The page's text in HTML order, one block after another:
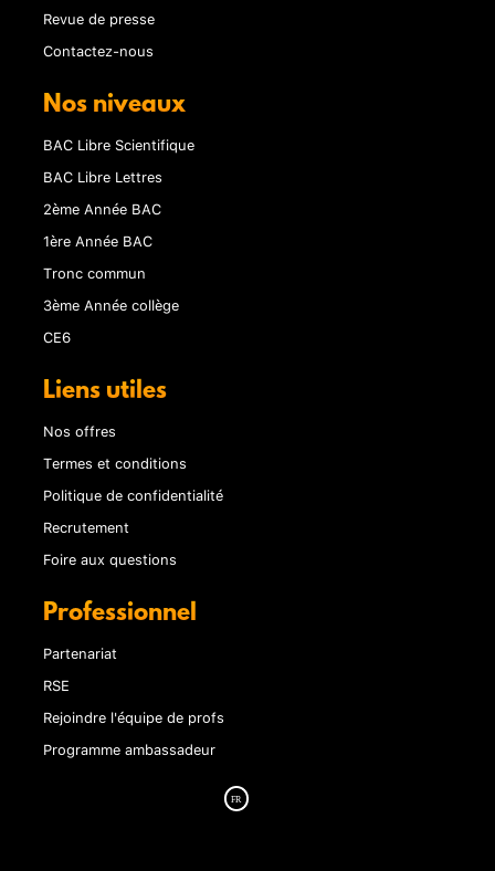
Revue de presse
Contactez-nous
Nos niveaux
BAC Libre Scientifique
BAC Libre Lettres
2ème Année BAC
1ère Année BAC
Tronc commun
3ème Année collège
CE6
Liens utiles
Nos offres
Termes et conditions
Politique de confidentialité
Recrutement
Foire aux questions
Professionnel
Partenariat
RSE
Rejoindre l'équipe de profs
Programme ambassadeur